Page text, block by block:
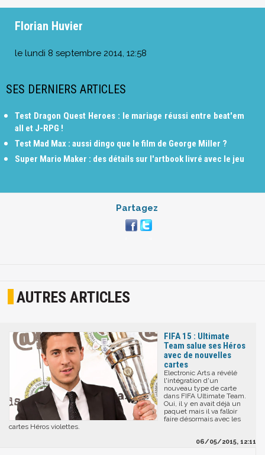
Florian Huvier
le lundi 8 septembre 2014, 12:58
SES DERNIERS ARTICLES
Test Dragon Quest Heroes : le mariage réussi entre beat'em
all et J-RPG !
Test Mad Max : aussi dingo que le film de George Miller ?
Super Mario Maker : des détails sur l'artbook livré avec le jeu
Partagez
AUTRES ARTICLES
FIFA 15 : Ultimate
Team salue ses Héros
avec de nouvelles
cartes
Electronic Arts a révélé
l'intégration d'un
nouveau type de carte
dans FIFA Ultimate Team.
Oui, il y en avait déjà un
paquet mais il va falloir
faire désormais avec les
cartes Héros violettes.
06/05/2015, 12:11